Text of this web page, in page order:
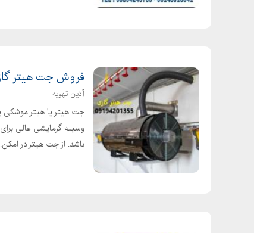
فروش جت هیتر
آذین تهویه
جت هیتر یا هیتر موشکی
وسیله گرمایشی عالی
باشد. از جت هیتر در